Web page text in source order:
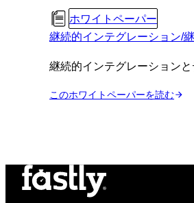
ホワイトペーパー
継続的インテグレーション/
継続的インテグレーション
このホワイトペーパーを読む